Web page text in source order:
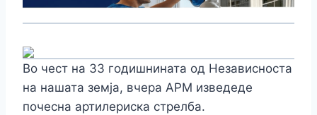
Во чест на 33 годишнината од Независноста
на нашата земја, вчера АРМ изведеде
почесна артилериска стрелба.